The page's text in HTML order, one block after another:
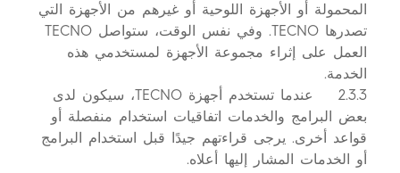
المحمولة أو الأجهزة اللوحية أو غيرهم من الأجهزة التي
تصدرها TECNO. وفي نفس الوقت، ستواصل TECNO
العمل على إثراء مجموعة الأجهزة لمستخدمي هذه
الخدمة.
2.3.3 عندما تستخدم أجهزة TECNO، سيكون لدى
بعض البرامج والخدمات اتفاقيات استخدام منفصلة أو
قواعد أخرى. يرجى قراءتهم جيدًا قبل استخدام البرامج
أو الخدمات المشار إليها أعلاه.